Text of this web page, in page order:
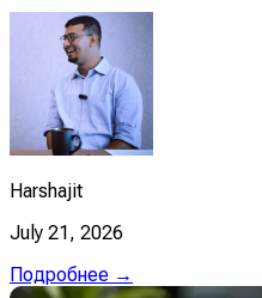
Harshajit
July 21, 2026
Подробнее →